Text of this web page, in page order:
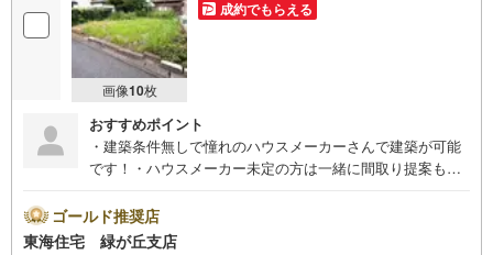
画像10枚
成約でもらえる
おすすめポイント
・建築条件無しで憧れのハウスメーカーさんで建築が可能
です！・ハウスメーカー未定の方は一緒に間取り提案も致
圏内で日々のお買い物に嬉しい立地。
ゴールド推奨店
東海住宅 緑が丘支店